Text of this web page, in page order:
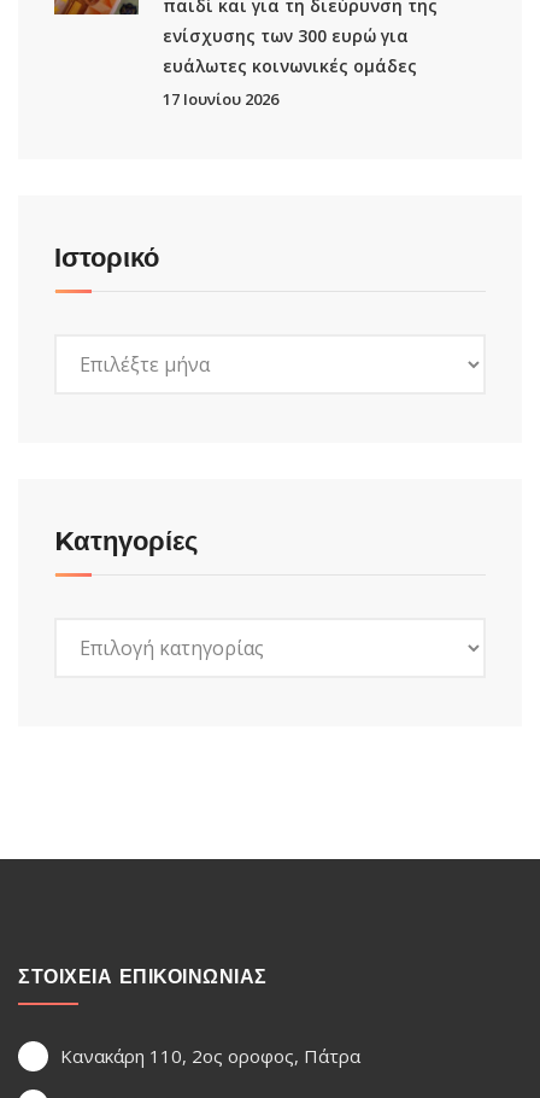
παιδί και για τη διεύρυνση της
ενίσχυσης των 300 ευρώ για
ευάλωτες κοινωνικές ομάδες
17 Ιουνίου 2026
Ιστορικό
Kατηγορίες
ΣΤΟΙΧΕΙΑ ΕΠΙΚΟΙΝΩΝΙΑΣ
Κανακάρη 110, 2ος οροφος, Πάτρα